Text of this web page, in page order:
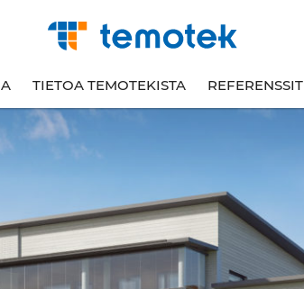
TIETOA TEMOTEKISTA REFERENSSIT